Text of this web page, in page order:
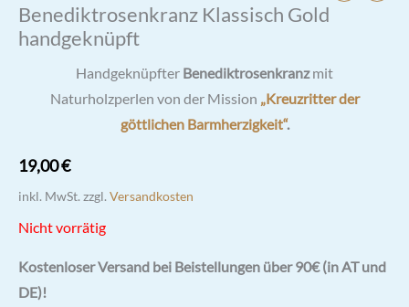
Benediktrosenkranz Klassisch Gold
handgeknüpft
Handgeknüpfter Benediktrosenkranzmit
Naturholzperlen von der Mission „Kreuzritter der
göttlichen Barmherzigkeit“.
19,00€
inkl. MwSt. zzgl. Versandkosten
Nicht vorrätig
Kostenloser Versand bei Beistellungen über 90€ (in AT und
DE)!